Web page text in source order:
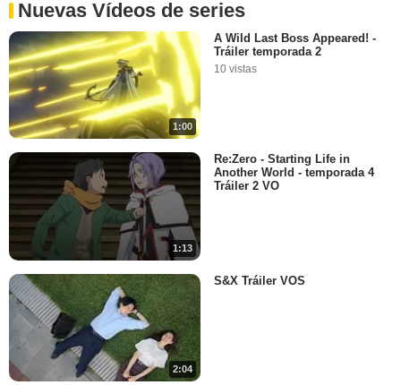
Nuevas Vídeos de series
1:00
A Wild Last Boss Appeared! -
Tráiler temporada 2
10 vistas
1:13
Re:Zero - Starting Life in
Another World - temporada 4
Tráiler 2 VO
2:04
S&X Tráiler VOS